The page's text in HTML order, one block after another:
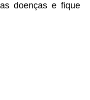
doenças e fique